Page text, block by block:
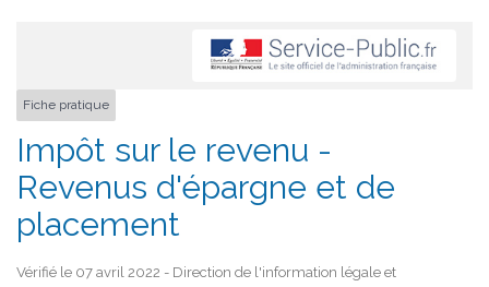
Fiche pratique
Impôt sur le revenu -
Revenus d'épargne et de
placement
Vérifié le 07 avril 2022 - Direction de l'information légale et